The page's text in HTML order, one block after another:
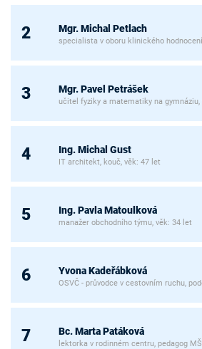
2 Mgr. Michal Petlach
specialista v oboru klinického
3 Mgr. Pavel Petrášek
učitel fyziky a matematiky na gymnáziu,
4 Ing. Michal Gust
IT architekt, kouč, věk: 47 let
5 Ing. Pavla Matoulková
manažer obchodního týmu, věk: 34 let
6 Yvona Kadeřábková
OSVČ - průvodce v cestovním ruchu,
7 Bc. Marta Patáková
lektorka v rodinném centru, pedagog